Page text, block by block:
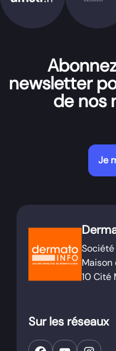
newsletter
de nos
Je
10 Cité
Sur les réseaux